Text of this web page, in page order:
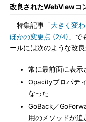
改良されたWebViewコ
特集記事「大きく変
ほかの変更点 (2/4) 」で
ールには次のような改良
常に最前面に表示
Opacityプロパテ
なった
GoBack／
用のメソッドが追